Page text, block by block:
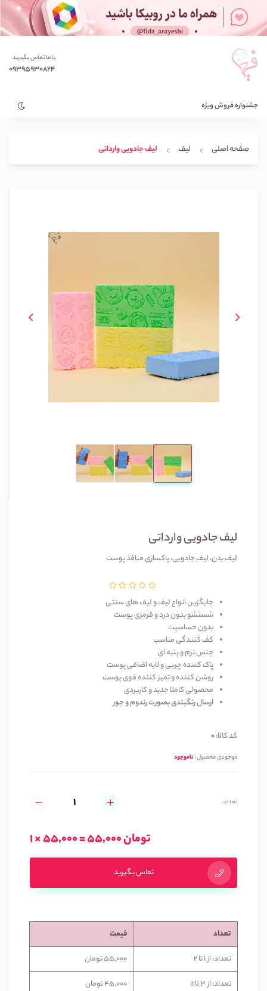
با ما تماس بگیرید
09395930824
جشنواره فروش ویژه
صفحه اصلی لیف لیف جادویی وارداتی
لیف جادویی وارداتی
لیف بدن، لیف جادویی، پاکسازی منافذ پوست
جایگزین انواع لیف و لیف های سنتی
شستشو بدون درد و قرمزی پوست
بدون حساسیت
کف کنندگی مناسب
جنس نرم و پنبه ای
پاک کننده چربی و لایه اضافی پوست
روشن کننده و تمیز کننده قوی پوست
محصولی کاملا جدید و کاربردی
ارسال رنگبندی بصورت رندوم و جور
کد کالا:0
موجودی محصول:ناموجود
تعداد:
1 × 55,000 = 55,000 تومان
تماس بگیرید
تعداد
قیمت
تعداد: از 1 تا 2
55,000 تومان
تعداد: از 3 تا 11
45,000 تومان